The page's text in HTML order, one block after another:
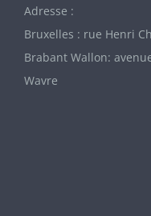
Adresse :
Bruxelles : rue Henri
Brabant Wallon:
Wavre